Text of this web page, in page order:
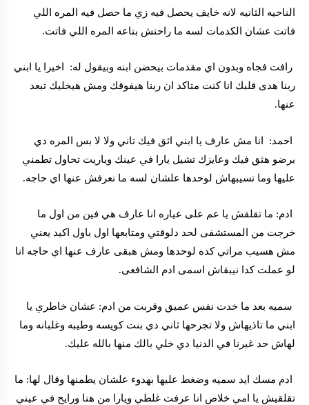
الناحيه الثانيه لانه خايف يحصل فيه زي ما حصل فيه المره اللي
فاتت عشان الكدمات لسه ما راحتش بتاعه المره اللي فاتت.
رافت فجاه وبدون اي مقدمات بيحضن ابنه وبيقول له: اخيرا يا ابني
ربنا هدى قلبك انا كنت متاكد ان ربنا هيفوقك ومش هيخليك تبعد
عنها.
احمد: انا مش عارف يا ابني اثق فيك تاني ولا لا بس المره دي
برضو هثق فيك وعايزك تشيل يارا في عينك وياريت تحاول تطمني
عليها وما تسيبهاش لوحدها علشان لسه ما نعرفش عنها اي حاجه.
ادم: ما تقلقش يا عم على عياره انا عارف هي فين من اول ما
خرجت من المستشفى لحد دلوقتي ومتابعها اول باول اكيد يعني
مش هسيب مراتي كده لوحدها ومش هبقى عارف عنها اي حاجه انا
لو عملت كدا نيبقاش اسمى ادم الشافعى.
سميه بعد ما خدت نفس عميق وقربت من ادم: عشان خاطري يا
ابني ما تاذيهاش ولا تجرحها ثاني دي بنت كويسه وطيبه وغلبانه وما
لهاش حد غيرنا في الدنيا دي خلي بالك منها بالله عليك.
ادم مسك ايد سميه وضغط عليها بهدوء علشان يطمنها وقال لها: ما
تقلقيش يا امي خلاص انا عرفت غلطي ويارا من هنا ورايح في عيني